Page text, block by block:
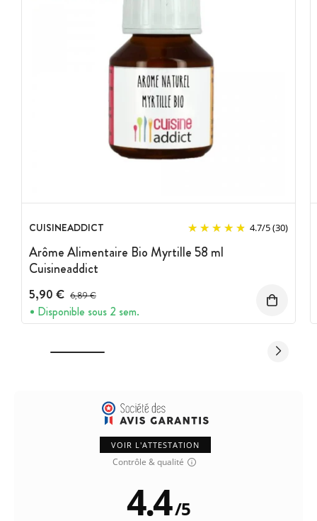
Suggestions d'utilisation : glaces, pâtisseries, yaourts...
Dosage recommandé : 5 g/kg ou 5 ml/L
Après ouverture, refermer le flacon et conserver au frais et à
l'abri de la lumière
Ne pas consommer pur : toujours mélanger à un autre
CUISINEADDICT 4.7/5(30)
Arôme Alimentaire Bio Myrtille 58 ml
Cuisineaddict
5,90 € Prix avant réduction :
6,89 €
Disponible sous 2 sem.
VOIR L'ATTESTATION
Contrôle & qualité
4.4/5